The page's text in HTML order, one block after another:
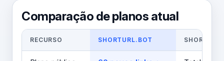
Comparação de planos atual
RECURSO SHORTURL.BOT SHORT.IO